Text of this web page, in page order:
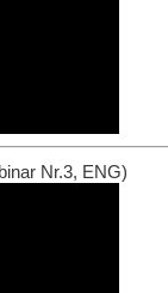
Nr.3, ENG)